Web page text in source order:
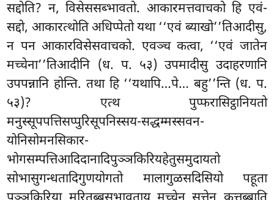
सद्दोति? न, विसेससब्भावतो. आकारमत्तवाचको हि एवं-
सद्दो, आकारत्थोति अधिप्पेतो यथा ‘‘एवं ब्याखो’’तिआदीसु,
न पन आकारविसेसवाचको. एवञ्च कत्वा, ‘‘एवं जातेन
मच्चेना’’तिआदीनि (ध. प. ५३) उपमादीसु उदाहरणानि
उपपन्नानि होन्ति. तथा हि ‘‘यथापि…पे… बहु’’न्ति (ध. प.
५३)? एत्थ पुप्फरासिट्ठानियतो
मनुस्सूपपत्तिसप्पुरिसूपनिस्सय-सद्धम्मस्सवन-
योनिसोमनसिकार-
भोगसम्पत्तिआदिदानादिपुञ्ञकिरियहेतुसमुदायतो
सोभासुगन्धतादिगुणयोगतो मालागुळसदिसियो पहूता